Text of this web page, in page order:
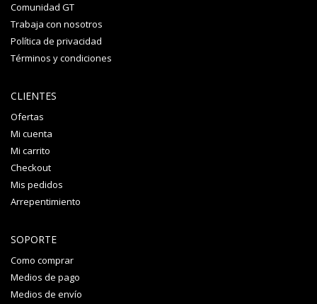
Comunidad GT
Trabaja con nosotros
Política de privacidad
Términos y condiciones
CLIENTES
Ofertas
Mi cuenta
Mi carrito
Checkout
Mis pedidos
Arrepentimiento
SOPORTE
Como comprar
Medios de pago
Medios de envío